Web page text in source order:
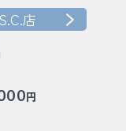
店
円